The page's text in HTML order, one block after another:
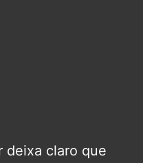
deixa claro que